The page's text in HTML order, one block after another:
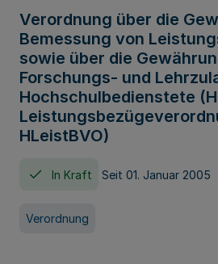
Verordnung über die
Bemessung von
sowie über die
Forschungs- und
Hochschulbedienstete
HLeistBVO)
In Kraft Seit 01. Januar 2005
Verordnung